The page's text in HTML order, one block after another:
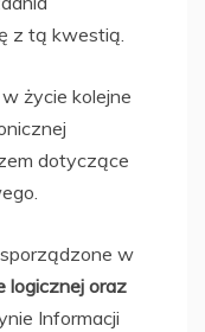
z tą kwestią.
życie kolejne
dotyczące
w
logicznej oraz
Informacji